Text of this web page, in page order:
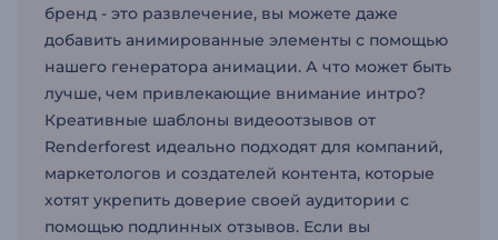
бренд - это развлечение, вы можете даже
добавить анимированные элементы с помощью
нашего генератора анимации. А что может быть
лучше, чем привлекающие внимание интро?
Креативные шаблоны видеоотзывов от
Renderforest идеально подходят для компаний,
маркетологов и создателей контента, которые
хотят укрепить доверие своей аудитории с
помощью подлинных отзывов. Если вы